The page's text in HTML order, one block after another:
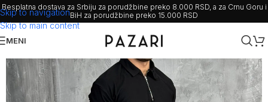
Skip to navigation
Skip to main content
Besplatna dostava za Srbiju za porudžbine preko 8.000 RSD, a za Crnu Goru i
BiH za porudžbine preko 15.000 RSD
MENI